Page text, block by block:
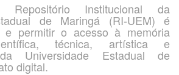
Institucional da
de Maringá (RI-UEM) é
e permitir o acesso à memória
técnica, artística e
Universidade Estadual de
digital.